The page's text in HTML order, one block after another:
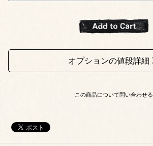
オプションの値段詳細
この商品について問い合わせる